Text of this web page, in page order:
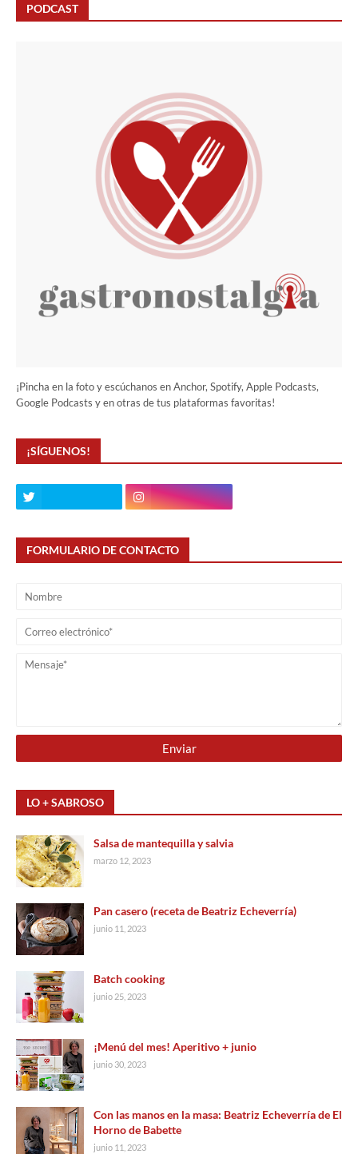
PODCAST
¡Pincha en la foto y escúchanos en Anchor, Spotify, Apple Podcasts,
Google Podcasts y en otras de tus plataformas favoritas!
¡SÍGUENOS!
FORMULARIO DE CONTACTO
LO + SABROSO
Salsa de mantequilla y salvia
marzo 12, 2023
Pan casero (receta de Beatriz Echeverría)
junio 11, 2023
Batch cooking
junio 25, 2023
¡Menú del mes! Aperitivo + junio
junio 30, 2023
Con las manos en la masa: Beatriz Echeverría de El
Horno de Babette
junio 11, 2023